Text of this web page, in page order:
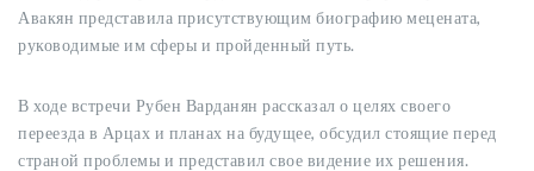
Авакян представила присутствующим биографию мецената,
руководимые им сферы и пройденный путь.
В ходе встречи Рубен Варданян рассказал о целях своего
переезда в Арцах и планах на будущее, обсудил стоящие перед
страной проблемы и представил свое видение их решения.